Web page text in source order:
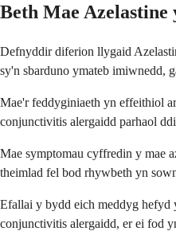
Beth Mae
Defnyddir diferion llygaid
sy'n sbarduno ymateb imiwnedd,
Mae'r feddyginiaeth yn effeithiol
conjunctivitis alergaidd parhaol
Mae symptomau cyffredin y mae
theimlad fel bod rhywbeth yn
Efallai y bydd eich meddyg hefyd
conjunctivitis alergaidd, er ei fod